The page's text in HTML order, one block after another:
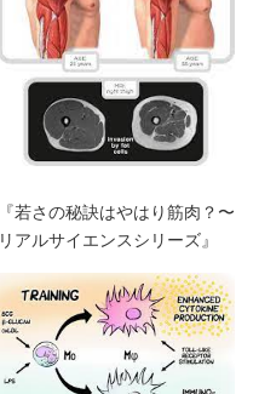
『若さの秘訣はやはり筋肉？〜
リアルサイエンスシリーズ』